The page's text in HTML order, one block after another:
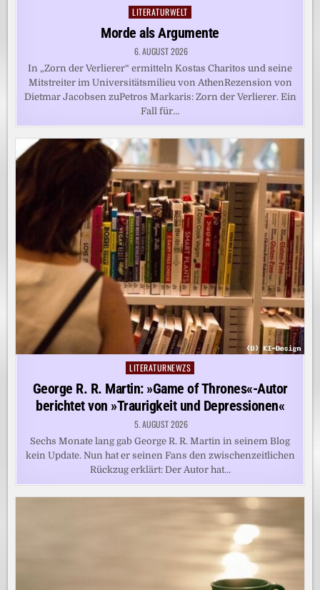
Posted
in
LITERATURWELT
Morde als Argumente
6. AUGUST 2026
In „Zorn der Verlierer“ ermitteln Kostas Charitos und seine
Mitstreiter im Universitätsmilieu von AthenRezension von
Dietmar Jacobsen zuPetros Markaris: Zorn der Verlierer. Ein
Fall für…
Posted
in
LITERATURNEWZS
George R. R. Martin: »Game of Thrones«-Autor
berichtet von »Traurigkeit und Depressionen«
5. AUGUST 2026
Sechs Monate lang gab George R. R. Martin in seinem Blog
kein Update. Nun hat er seinen Fans den zwischenzeitlichen
Rückzug erklärt: Der Autor hat…